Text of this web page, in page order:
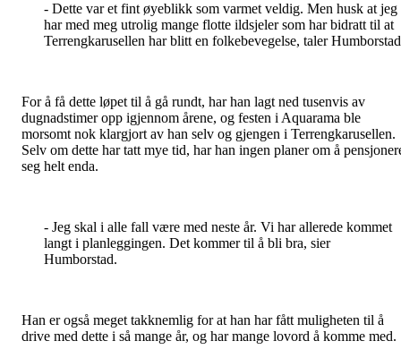
- Dette var et fint øyeblikk som varmet veldig. Men husk at jeg
har med meg utrolig mange flotte ildsjeler som har bidratt til at
Terrengkarusellen har blitt en folkebevegelse, taler
For å få dette løpet til å gå rundt, har han lagt ned tusenvis av
dugnadstimer opp igjennom årene, og festen i Aquarama ble
morsomt nok klargjort av han selv og gjengen i Terrengkarusellen.
Selv om dette har tatt mye tid, har han ingen planer om å
seg helt enda.
- Jeg skal i alle fall være med neste år. Vi har allerede kommet
langt i planleggingen. Det kommer til å bli bra, sier
Humborstad.
Han er også meget takknemlig for at han har fått muligheten til å
drive med dette i så mange år, og har mange lovord å komme med.